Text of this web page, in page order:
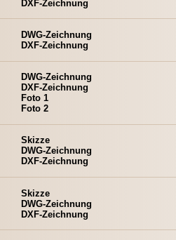
DXF-Zeichnung
DWG-Zeichnung
DXF-Zeichnung
DWG-Zeichnung
DXF-Zeichnung
Foto 1
Foto 2
Skizze
DWG-Zeichnung
DXF-Zeichnung
Skizze
DWG-Zeichnung
DXF-Zeichnung